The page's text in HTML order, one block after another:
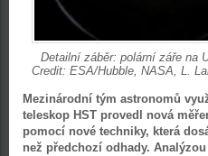
Detailní záběr: polární záře na
Credit: ESA/Hubble, NASA, L.
Mezinárodní tým astronomů
teleskop HST provedl nová
pomocí nové techniky, která
než předchozí odhady.